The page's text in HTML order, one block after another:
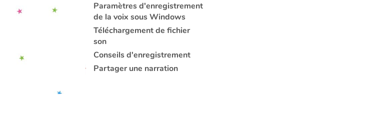
Paramètres d'enregistrement
de la voix sous Windows
Téléchargement de fichier
son
Conseils d'enregistrement
Partager une narration